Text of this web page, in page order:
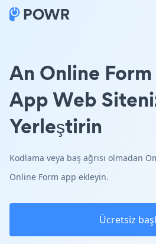
An Online Form
App Web
Yerleştirin
Kodlama veya baş ağrısı olmadan
Online Form app ekleyin.
Ücretsiz